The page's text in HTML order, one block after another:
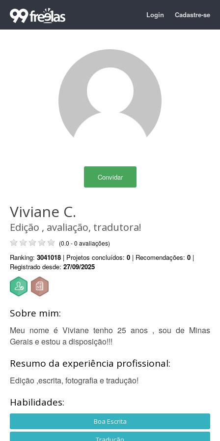
Login Cadastre-se
Convidar
Viviane C.
Edição , avaliação, tradutora!
(0.0 - 0 avaliações)
Ranking: 3041018 | Projetos concluídos: 0 | Recomendações: 0 |
Registrado desde: 27/09/2025
Sobre mim:
Meu nome é Viviane tenho 25 anos , sou de Minas
Gerais e estou a disposição!!!
Resumo da experiência profissional:
Edição ,escrita, fotografia e tradução!
Habilidades:
Boa Escrita